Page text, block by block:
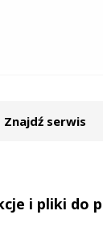
Znajdź serwis
i pliki do